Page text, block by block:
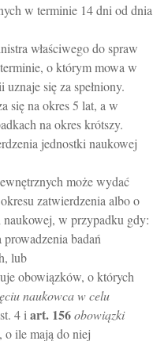
w terminie 14 dni od dnia
właściwego do spraw
o którym mowa w
się za spełniony.
się na okres 5 lat, a w
na okres krótszy.
jednostki naukowej
może wydać
zatwierdzenia albo o
w przypadku gdy:
prowadzenia badań
lub
obowiązków, o których
naukowca w celu
4 i art. 156obowiązki
, o ile mają do niej